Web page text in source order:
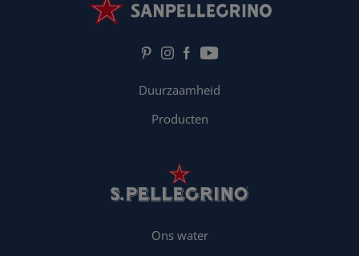
Duurzaamheid
Producten
Ons water